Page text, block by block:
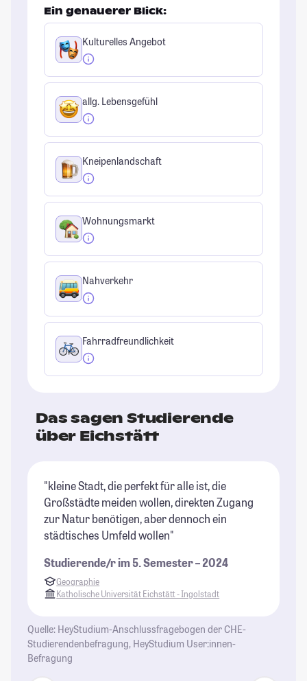
Ein genauerer Blick:
Kulturelles Angebot
allg. Lebensgefühl
Kneipenlandschaft
Wohnungsmarkt
Nahverkehr
Fahrradfreundlichkeit
Das sagen Studierende
über Eichstätt
"kleine Stadt, die perfekt für alle ist, die
Großstädte meiden wollen, direkten Zugang
zur Natur benötigen, aber dennoch ein
städtisches Umfeld wollen"
Studierende/r im 5. Semester – 2024
Geographie
Katholische Universität Eichstätt - Ingolstadt
Quelle: HeyStudium-Anschlussfragebogen der CHE-
Studierendenbefragung, HeyStudium User:innen-
Befragung